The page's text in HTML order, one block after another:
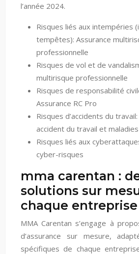
l’année 2024.
Risques liés aux intempéries
tempêtes): Assurance
professionnelle
Risques de vol et de
multirisque professionnelle
Risques de responsabilité
Assurance RC Pro
Risques d’accidents du
accident du travail et
Risques liés aux
cyber-risques
mma carentan :
solutions sur
chaque entreprise
MMA Carentan s’engage à
d’assurance sur mesure,
spécifiques de chaque